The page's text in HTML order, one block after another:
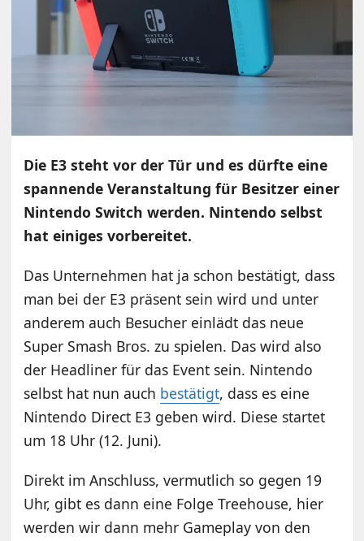
Die E3 steht vor der Tür und es dürfte eine
spannende Veranstaltung für Besitzer einer
Nintendo Switch werden. Nintendo selbst
hat einiges vorbereitet.
Das Unternehmen hat ja schon bestätigt, dass
man bei der E3 präsent sein wird und unter
anderem auch Besucher einlädt das neue
Super Smash Bros. zu spielen. Das wird also
der Headliner für das Event sein. Nintendo
selbst hat nun auch bestätigt, dass es eine
Nintendo Direct E3 geben wird. Diese startet
um 18 Uhr (12. Juni).
Direkt im Anschluss, vermutlich so gegen 19
Uhr, gibt es dann eine Folge Treehouse, hier
werden wir dann mehr Gameplay von den